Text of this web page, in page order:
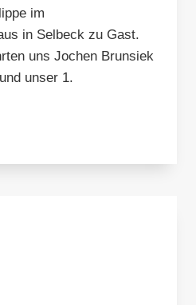
im
in Selbeck zu Gast.
uns Jochen Brunsiek
unser 1.